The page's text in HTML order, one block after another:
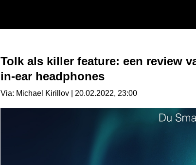
Tolk als killer feature: een review
in-ear headphones
Via: Michael Kirillov | 20.02.2022, 23:00